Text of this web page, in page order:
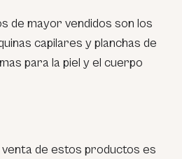
de mayor vendidos son los
capilares y planchas de
para la piel y el cuerpo
de estos productos es